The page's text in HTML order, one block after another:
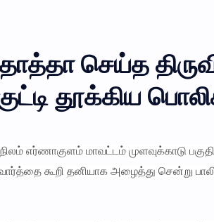
தாத்தா செய்த
தூக்கிய
எர்ணாகுளம் மாவட்டம் முளவுக்காடு
கூறி தனியாக அழைத்து சென்று